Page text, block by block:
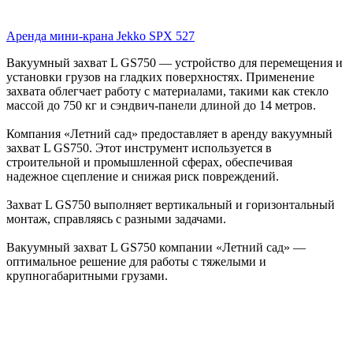
Аренда мини-крана Jekko SPX 527
Вакуумный захват L GS750 — устройство для перемещения и
установки грузов на гладких поверхностях. Применение
захвата облегчает работу с материалами, такими как стекло
массой до 750 кг и сэндвич-панели длиной до 14 метров.
Компания «Летний сад» предоставляет в аренду вакуумный
захват L GS750. Этот инструмент используется в
строительной и промышленной сферах, обеспечивая
надежное сцепление и снижая риск повреждений.
Захват L GS750 выполняет вертикальный и горизонтальный
монтаж, справляясь с разными задачами.
Вакуумный захват L GS750 компании «Летний сад» —
оптимальное решение для работы с тяжелыми и
крупногабаритными грузами.